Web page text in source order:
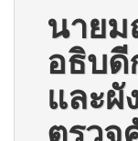
นาย
อธิบดี
และผั
ตรว